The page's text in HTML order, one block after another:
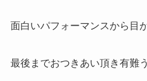
面白いパフォーマンスから目
最後までおつきあい頂き有難